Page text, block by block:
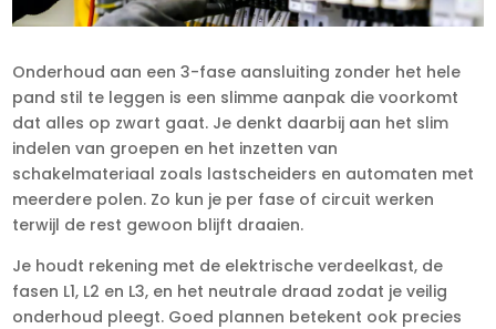
Onderhoud aan een 3-fase aansluiting zonder het hele
pand stil te leggen is een slimme aanpak die voorkomt
dat alles op zwart gaat.​ Je denkt daarbij aan het slim
indelen van groepen en het inzetten van
schakelmateriaal zoals lastscheiders en automaten met
meerdere polen.​ Zo kun je per fase of circuit werken
terwijl de rest gewoon blijft draaien.​
Je houdt rekening met de elektrische verdeelkast, de
fasen L1, L2 en L3, en het neutrale draad zodat je veilig
onderhoud pleegt.​ Goed plannen betekent ook precies